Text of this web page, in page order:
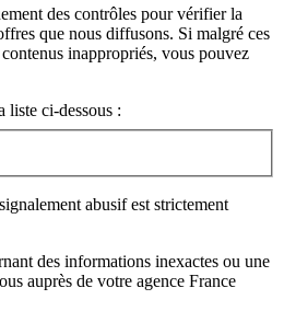
des contrôles pour vérifier la
que nous diffusons. Si malgré ces
inappropriés, vous pouvez
liste ci-dessous :
abusif est strictement
des informations inexactes ou une
auprès de votre agence France